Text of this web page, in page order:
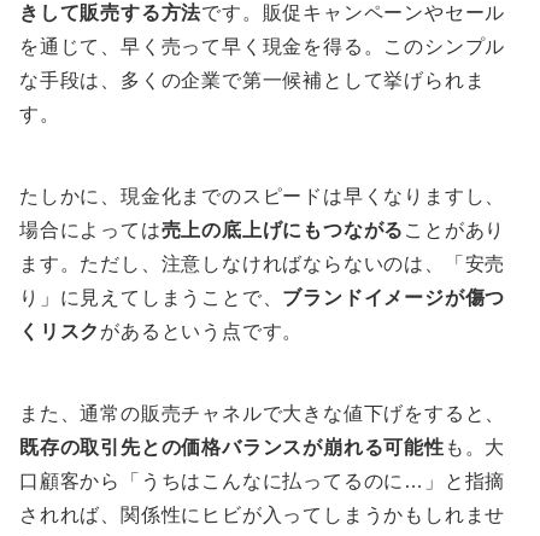
きして販売する方法です。販促キャンペーンやセール
を通じて、早く売って早く現金を得る。このシンプル
な手段は、多くの企業で第一候補として挙げられま
す。
たしかに、現金化までのスピードは早くなりますし、
場合によっては売上の底上げにもつながる ことがあり
ます。ただし、注意しなければならないのは、「安売
り」に見えてしまうことで、 ブランドイメージが傷つ
くリスク があるという点です。
また、通常の販売チャネルで大きな値下げをすると、
既存の取引先との価格バランスが崩れる可能性 も。大
口顧客から「うちはこんなに払ってるのに…」と指摘
されれば、関係性にヒビが入ってしまうかもしれませ